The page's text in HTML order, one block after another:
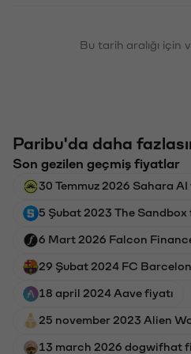
Bu tarih aralığı için
Paribu'da daha
Son gezilen geçmiş fiyatlar
30 Temmuz 2026 Sahara AI
5 Şubat 2023 The Sandbox
6 Mart 2026 Falcon
29 Şubat 2024 FC
18 april 2024 Aave fiyatı
25 november 2023 Alien
13 march 2026 dogwifhat